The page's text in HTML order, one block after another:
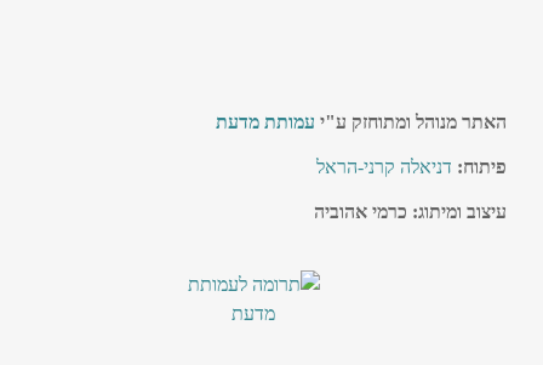
האתר מנוהל ומתוחזק ע"י עמותת מדעת
פיתוח: דניאלה קרני-הראל
עיצוב ומיתוג: כרמי אהוביה